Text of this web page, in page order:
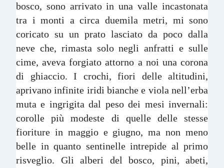
bosco, sono arrivato in una valle incastonata
tra i monti a circa duemila metri, mi sono
coricato su un prato lasciato da poco dalla
neve che, rimasta solo negli anfratti e sulle
cime, aveva forgiato attorno a noi una corona
di ghiaccio. I crochi, fiori delle altitudini,
aprivano infinite iridi bianche e viola nell’erba
muta e ingrigita dal peso dei mesi invernali:
corolle più modeste di quelle delle stesse
fioriture in maggio e giugno, ma non meno
belle in quanto sentinelle intrepide al primo
risveglio. Gli alberi del bosco, pini, abeti,